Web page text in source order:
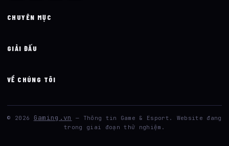
CHUYÊN MỤC
GIẢI ĐẤU
VỀ CHÚNG TÔI
© 2026 Gaming.vn
— Thông tin Game & Esport. Website đang
trong giai đoạn thử nghiệm.